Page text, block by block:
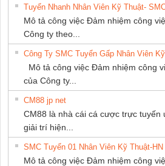
Tuyển Nhanh Nhân Viên Kỹ Thuật-
Mô tả công việc Đảm nhiệm công
Công ty theo...
Công Ty SMC Tuyển Gấp Nhân Viên
Mô tả công việc Đảm nhiệm công
của Công ty...
CM88 jp net
CM88 là nhà cái cá cược trực
giải trí hiện...
SMC Tuyển 01 Nhân Viên Kỹ Thuật-HN
Mô tả công việc Đảm nhiệm công